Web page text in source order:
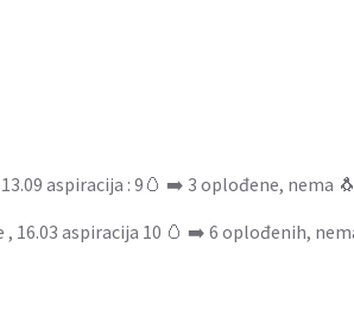
aspiracija : 9🥚 ➡️ 3 oplođene, nema
aspiracija 10 🥚 ➡️ 6 oplođenih,